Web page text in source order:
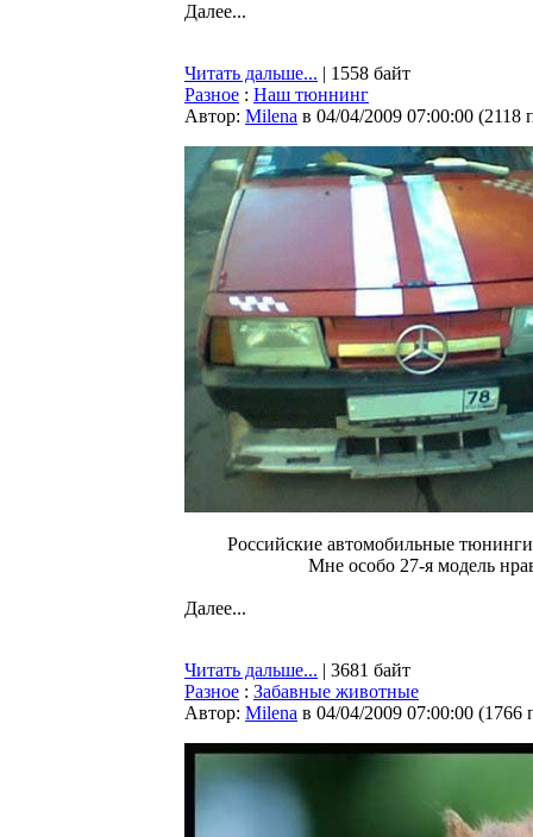
Далее...
Читать дальше... | 1558 байт
Разное : Наш тюннинг
Автор: Milena в 04/04/2009 07:00:00 (2118
Российские автомобильные
Мне особо 27-я модель
Далее...
Читать дальше... | 3681 байт
Разное : Забавные животные
Автор: Milena в 04/04/2009 07:00:00 (1766